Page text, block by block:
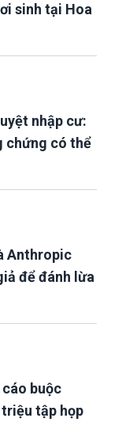
sinh tại Hoa
nhập cư:
chứng có thể
Anthropic
để đánh lừa
buộc
triệu tập họp